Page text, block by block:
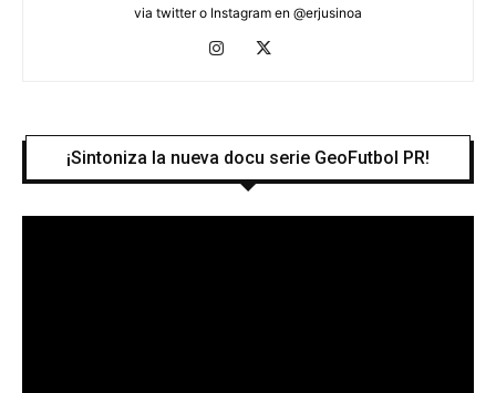
via twitter o Instagram en @erjusinoa
¡Sintoniza la nueva docu serie GeoFutbol PR!